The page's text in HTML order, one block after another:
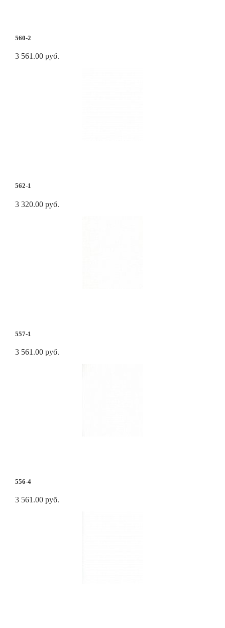
560-2
3 561.00 руб.
562-1
3 320.00 руб.
557-1
3 561.00 руб.
556-4
3 561.00 руб.